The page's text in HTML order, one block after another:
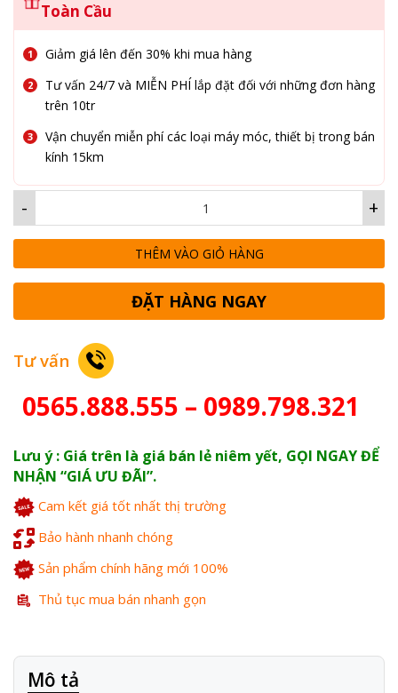
Toàn Cầu
Giảm giá lên đến 30% khi mua hàng
Tư vấn 24/7 và MIỄN PHÍ lắp đặt đối với những đơn hàng
trên 10tr
Vận chuyển miễn phí các loại máy móc, thiết bị trong bán
kính 15km
+
-
THÊM VÀO GIỎ HÀNG
ĐẶT HÀNG NGAY
Tư vấn
0565.888.555 – 0989.798.321
Lưu ý : Giá trên là giá bán lẻ niêm yết, GỌI NGAY ĐỂ
NHẬN “GIÁ ƯU ĐÃI”.
Cam kết giá tốt nhất thị trường
Bảo hành nhanh chóng
Sản phẩm chính hãng mới 100%
Thủ tục mua bán nhanh gọn
Mô tả